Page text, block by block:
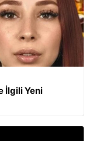
İlgili Yeni